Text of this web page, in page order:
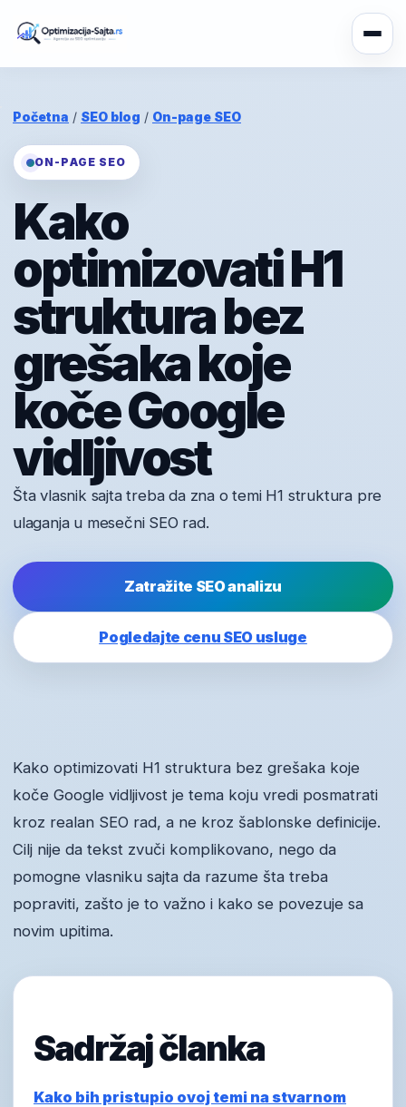
Početna / SEO blog / On-page SEO
ON-PAGE SEO
Kako
optimizovati H1
struktura bez
grešaka koje
koče Google
vidljivost
Šta vlasnik sajta treba da zna o temi H1 struktura pre
ulaganja u mesečni SEO rad.
Zatražite SEO analizu
Pogledajte cenu SEO usluge
Kako optimizovati H1 struktura bez grešaka koje
koče Google vidljivost je tema koju vredi posmatrati
kroz realan SEO rad, a ne kroz šablonske definicije.
Cilj nije da tekst zvuči komplikovano, nego da
pomogne vlasniku sajta da razume šta treba
popraviti, zašto je to važno i kako se povezuje sa
novim upitima.
Sadržaj članka
Kako bih pristupio ovoj temi na stvarnom